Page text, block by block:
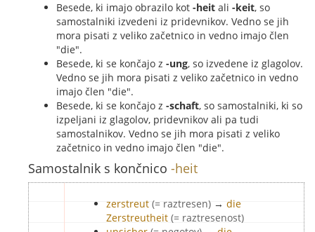
Besede, ki imajo obrazilo kot -heit ali -keit, so
samostalniki izvedeni iz pridevnikov. Vedno se jih
mora pisati z veliko začetnico in vedno imajo člen
"die".
Besede, ki se končajo z -ung, so izvedene iz glagolov.
Vedno se jih mora pisati z veliko začetnico in vedno
imajo člen "die".
Besede, ki se končajo z -schaft, so samostalniki, ki so
izpeljani iz glagolov, pridevnikov ali pa tudi
samostalnikov. Vedno se jih mora pisati z veliko
začetnico in vedno imajo člen "die".
Samostalnik s končnico -heit
zerstreut (= raztresen) → die
Zerstreutheit (= raztresenost)